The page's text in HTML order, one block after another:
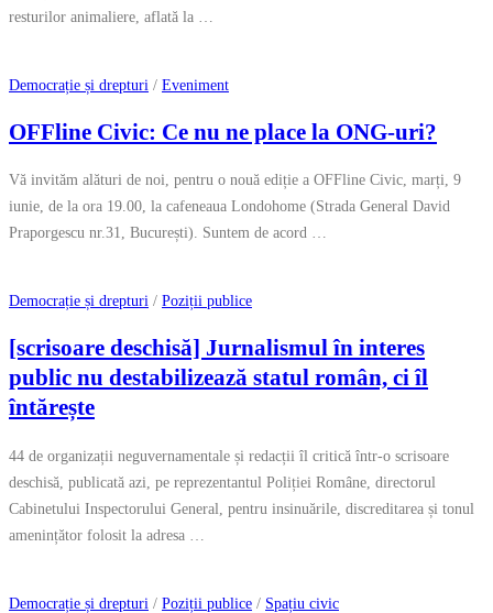
resturilor animaliere, aflată la …
Democrație și drepturi / Eveniment
OFFline Civic: Ce nu ne place la ONG-uri?
Vă invităm alături de noi, pentru o nouă ediție a OFFline Civic, marți, 9
iunie, de la ora 19.00, la cafeneaua Londohome (Strada General David
Praporgescu nr.31, București). Suntem de acord …
Democrație și drepturi / Poziții publice
[scrisoare deschisă] Jurnalismul în interes
public nu destabilizează statul român, ci îl
întărește
44 de organizații neguvernamentale și redacții îl critică într-o scrisoare
deschisă, publicată azi, pe reprezentantul Poliției Române, directorul
Cabinetului Inspectorului General, pentru insinuările, discreditarea și tonul
amenințător folosit la adresa …
Democrație și drepturi / Poziții publice / Spațiu civic